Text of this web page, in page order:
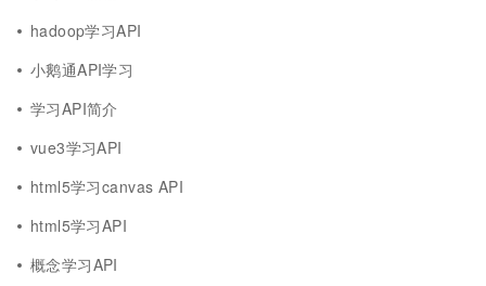
hadoop学习API
小鹅通API学习
学习API简介
vue3学习API
html5学习canvas API
html5学习API
概念学习API